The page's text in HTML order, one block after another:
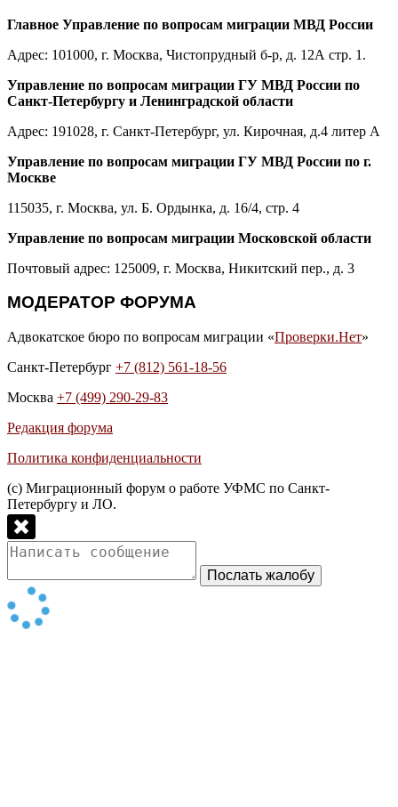
Главное Управление по вопросам миграции МВД России
Адрес: 101000, г. Москва, Чистопрудный б-р, д. 12А стр. 1.
Управление по вопросам миграции ГУ МВД России по
Санкт-Петербургу и Ленинградской области
Адрес: 191028, г. Санкт-Петербург, ул. Кирочная, д.4 литер А
Управление по вопросам миграции ГУ МВД России по г.
Москве
115035, г. Москва, ул. Б. Ордынка, д. 16/4, стр. 4
Управление по вопросам миграции Московской области
Почтовый адрес: 125009, г. Москва, Никитский пер., д. 3
МОДЕРАТОР ФОРУМА
Адвокатское бюро по вопросам миграции «Проверки.Нет»
Санкт-Петербург +7 (812) 561-18-56
Москва +7 (499) 290-29-83
Редакция форума
Политика конфиденциальности
(с) Миграционный форум о работе УФМС по Санкт-
Петербургу и ЛО.